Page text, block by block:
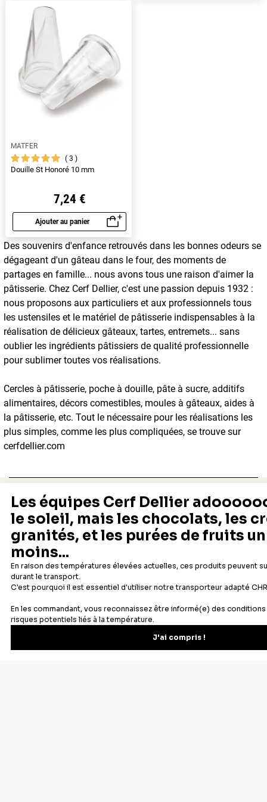
MATFER
3
Douille St Honoré 10 mm
7,24 €
Ajouter au panier
Aperçu rapide
Des souvenirs d'enfance retrouvés dans les bonnes odeurs se
dégageant d'un gâteau dans le four, des moments de
partages en famille... nous avons tous une raison d'aimer la
pâtisserie. Chez Cerf Dellier, c'est une passion depuis 1932 :
nous proposons aux particuliers et aux professionnels tous
les ustensiles et le matériel de pâtisserie indispensables à la
réalisation de délicieux gâteaux, tartes, entremets... sans
oublier les ingrédients pâtissiers de qualité professionnelle
pour sublimer toutes vos réalisations.
Cercles à pâtisserie, poche à douille, pâte à sucre, additifs
alimentaires, décors comestibles, moules à gâteaux, aides à
la pâtisserie, etc. Tout le nécessaire pour les réalisations les
plus simples, comme les plus compliquées, se trouve sur
cerfdellier.com
Depuis 1932
Fabricant français reconnu
Livraison rapide 24/48h